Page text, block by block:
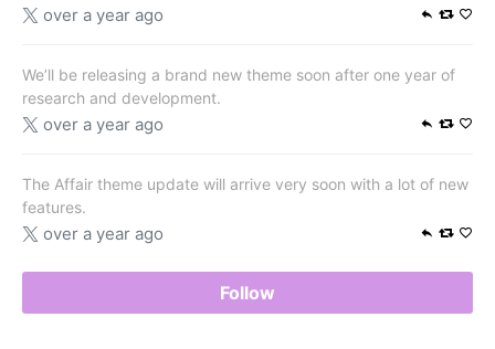
over a year ago
We’ll be releasing a brand new theme soon after one year of
research and development.
over a year ago
The Affair theme update will arrive very soon with a lot of new
features.
over a year ago
Follow